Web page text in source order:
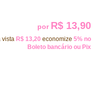
por R$ 13,90
vista R$ 13,20 economize 5% no
Boleto bancário ou Pix